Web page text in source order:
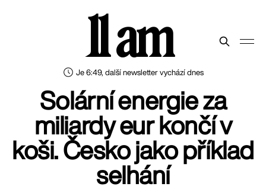
Je 6:49, další newsletter vychází dnes
11 am
Solární energie za
miliardy eur končí v
koši. Česko jako příklad
selhání